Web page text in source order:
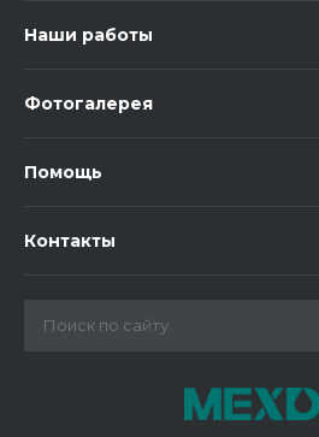
Наши работы
Фотогалерея
Помощь
Контакты